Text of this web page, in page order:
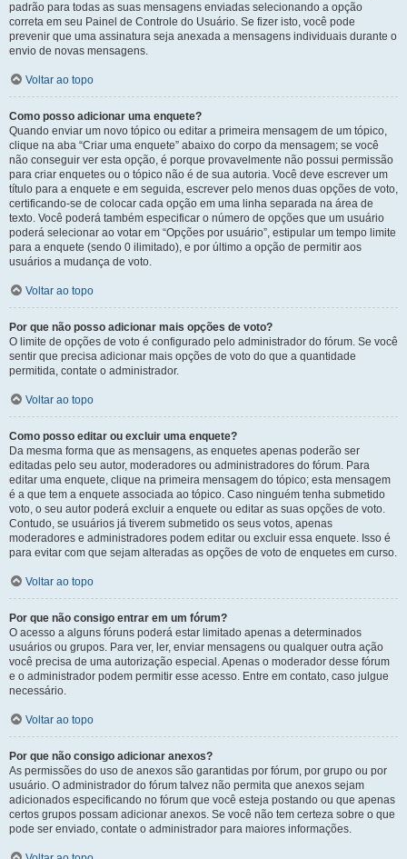
padrão para todas as suas mensagens enviadas selecionando a opção
correta em seu Painel de Controle do Usuário. Se fizer isto, você pode
prevenir que uma assinatura seja anexada a mensagens individuais durante o
envio de novas mensagens.
Voltar ao topo
Como posso adicionar uma enquete?
Quando enviar um novo tópico ou editar a primeira mensagem de um tópico,
clique na aba “Criar uma enquete” abaixo do corpo da mensagem; se você
não conseguir ver esta opção, é porque provavelmente não possui permissão
para criar enquetes ou o tópico não é de sua autoria. Você deve escrever um
título para a enquete e em seguida, escrever pelo menos duas opções de voto,
certificando-se de colocar cada opção em uma linha separada na área de
texto. Você poderá também especificar o número de opções que um usuário
poderá selecionar ao votar em “Opções por usuário”, estipular um tempo limite
para a enquete (sendo 0 ilimitado), e por último a opção de permitir aos
usuários a mudança de voto.
Voltar ao topo
Por que não posso adicionar mais opções de voto?
O limite de opções de voto é configurado pelo administrador do fórum. Se você
sentir que precisa adicionar mais opções de voto do que a quantidade
permitida, contate o administrador.
Voltar ao topo
Como posso editar ou excluir uma enquete?
Da mesma forma que as mensagens, as enquetes apenas poderão ser
editadas pelo seu autor, moderadores ou administradores do fórum. Para
editar uma enquete, clique na primeira mensagem do tópico; esta mensagem
é a que tem a enquete associada ao tópico. Caso ninguém tenha submetido
voto, o seu autor poderá excluir a enquete ou editar as suas opções de voto.
Contudo, se usuários já tiverem submetido os seus votos, apenas
moderadores e administradores podem editar ou excluir essa enquete. Isso é
para evitar com que sejam alteradas as opções de voto de enquetes em curso.
Voltar ao topo
Por que não consigo entrar em um fórum?
O acesso a alguns fóruns poderá estar limitado apenas a determinados
usuários ou grupos. Para ver, ler, enviar mensagens ou qualquer outra ação
você precisa de uma autorização especial. Apenas o moderador desse fórum
e o administrador podem permitir esse acesso. Entre em contato, caso julgue
necessário.
Voltar ao topo
Por que não consigo adicionar anexos?
As permissões do uso de anexos são garantidas por fórum, por grupo ou por
usuário. O administrador do fórum talvez não permita que anexos sejam
adicionados especificando no fórum que você esteja postando ou que apenas
certos grupos possam adicionar anexos. Se você não tem certeza sobre o que
pode ser enviado, contate o administrador para maiores informações.